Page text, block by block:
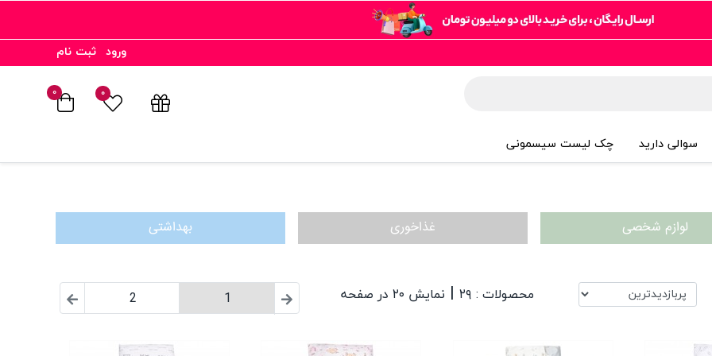
ورود ثبت نام
۰ ۰
سوالی دارید چک لیست سیسمونی
لوازم شخصی غذاخوری بهداشتی
محصولات : ۲۹ | نمایش ۲۰ در صفحه 1
2